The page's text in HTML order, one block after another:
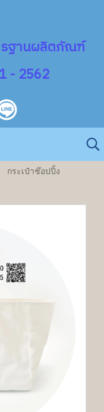
ฐานผลิตภัณฑ์
- 2562
กระเป๋าช๊อปปิ้ง